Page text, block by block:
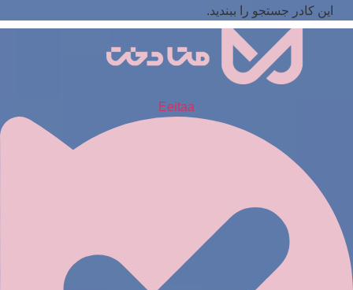
این کادر جستجو را ببندید.
Eeitaa